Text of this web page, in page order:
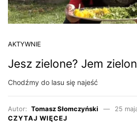
AKTYWNIE
Jesz zielone? Jem
Chodźmy do lasu się najeść
Autor: Tomasz Słomczyński
25
CZYTAJ WIĘCEJ